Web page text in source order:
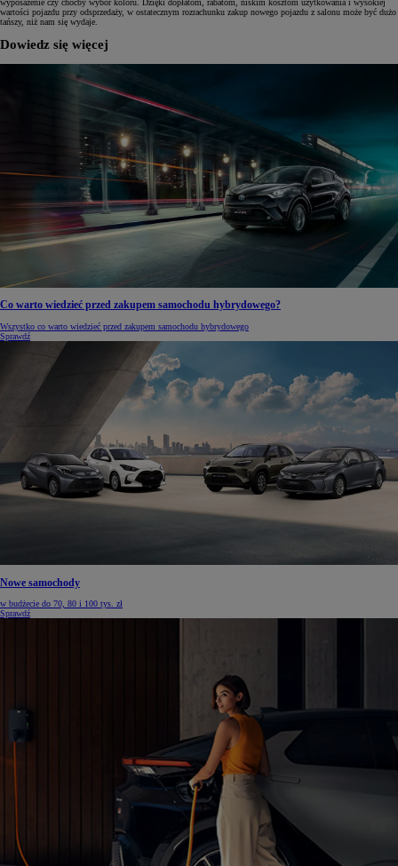
wartości pojazdu przy odsprzedaży, w ostatecznym rozrachunku zakup nowego pojazdu z salonu może być dużo
tańszy, niż nam się wydaje.
Dowiedz się więcej
Co warto wiedzieć przed zakupem samochodu hybrydowego?
Wszystko co warto wiedzieć przed zakupem samochodu hybrydowego
Sprawdź
Nowe samochody
w budżecie do 70, 80 i 100 tys. zł
Sprawdź